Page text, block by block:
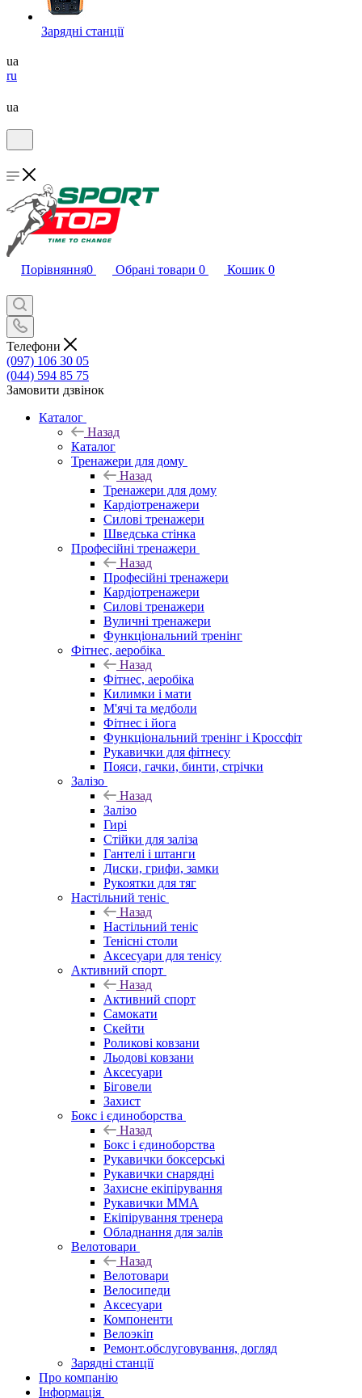
Зарядні станції
ua
ru
ua
Порівняння0 Обрані товари 0 Кошик 0
Телефони
(097) 106 30 05
(044) 594 85 75
Замовити дзвінок
Каталог
Назад
Каталог
Тренажери для дому
Назад
Тренажери для дому
Кардіотренажери
Силові тренажери
Шведська стінка
Професійні тренажери
Назад
Професійні тренажери
Кардіотренажери
Силові тренажери
Вуличні тренажери
Функціональний тренінг
Фітнес, аеробіка
Назад
Фітнес, аеробіка
Килимки і мати
М'ячі та медболи
Фітнес і йога
Функціональний тренінг і Кроссфіт
Рукавички для фітнесу
Пояси, гачки, бинти, стрічки
Залізо
Назад
Залізо
Гирі
Стійки для заліза
Гантелі і штанги
Диски, грифи, замки
Рукоятки для тяг
Настільний теніс
Назад
Настільний теніс
Тенісні столи
Аксесуари для тенісу
Активний спорт
Назад
Активний спорт
Самокати
Скейти
Роликові ковзани
Льодові ковзани
Аксесуари
Біговели
Захист
Бокс і єдиноборства
Назад
Бокс і єдиноборства
Рукавички боксерські
Рукавички снарядні
Захисне екіпірування
Рукавички ММА
Екіпірування тренера
Обладнання для залів
Велотовари
Назад
Велотовари
Велосипеди
Аксесуари
Компоненти
Велоэкіп
Ремонт.обслуговування, догляд
Зарядні станції
Про компанію
Інформація